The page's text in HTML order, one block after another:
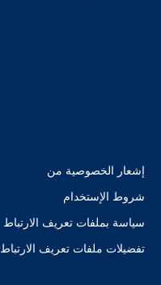
إشعار الخصوصية من
شروط الإستخدام
سياسة بملفات تعريف الارتباط
تفضيلات ملفات تعريف الارتباط